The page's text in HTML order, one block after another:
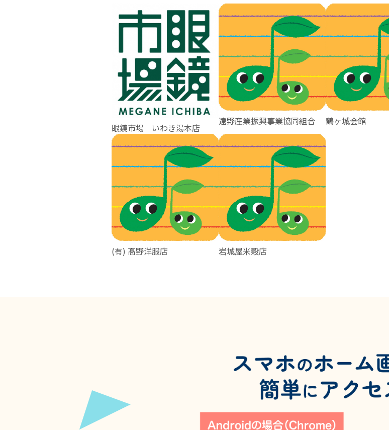
眼鏡市場 いわき湯本店
遠野産業振興事業協同組合 鶴ヶ城会館
(有) 髙野洋服店 岩城屋米穀店